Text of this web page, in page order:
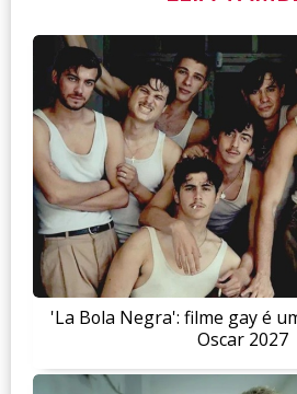
'La Bola Negra': filme gay é
Oscar 2027